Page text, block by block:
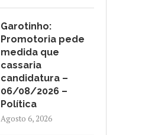
Garotinho:
Promotoria pede
medida que
cassaria
candidatura –
06/08/2026 –
Política
Agosto 6, 2026